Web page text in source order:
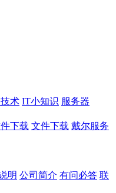
术 IT小知识 服务器
下载 文件下载 戴尔服务
明 公司简介 有问必答 联